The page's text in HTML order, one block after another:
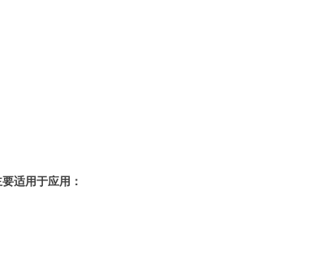
要适用于应用：